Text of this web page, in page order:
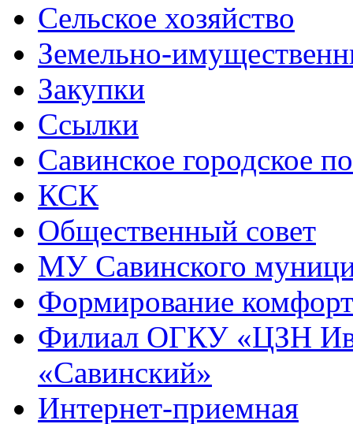
Сельское хозяйство
Земельно-
Закупки
Ссылки
Савинское городское
КСК
Общественный совет
МУ Савинского
Формирование
Филиал ОГКУ «ЦЗН
«Савинский»
Интернет-приемная